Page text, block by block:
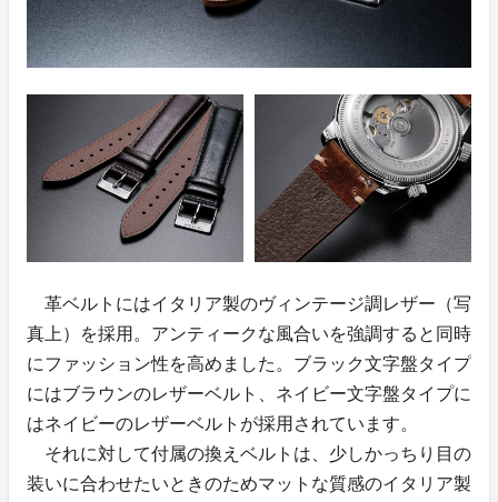
革ベルトにはイタリア製のヴィンテージ調レザー（写
真上）を採用。アンティークな風合いを強調すると同時
にファッション性を高めました。ブラック文字盤タイプ
にはブラウンのレザーベルト、ネイビー文字盤タイプに
はネイビーのレザーベルトが採用されています。
それに対して付属の換えベルトは、少しかっちり目の
装いに合わせたいときのためマットな質感のイタリア製